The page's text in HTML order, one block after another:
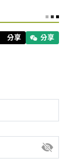
分享 分享